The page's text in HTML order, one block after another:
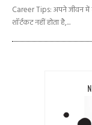
Career Tips: अपने जीवन में
शॉर्टकट नहीं होता है,...